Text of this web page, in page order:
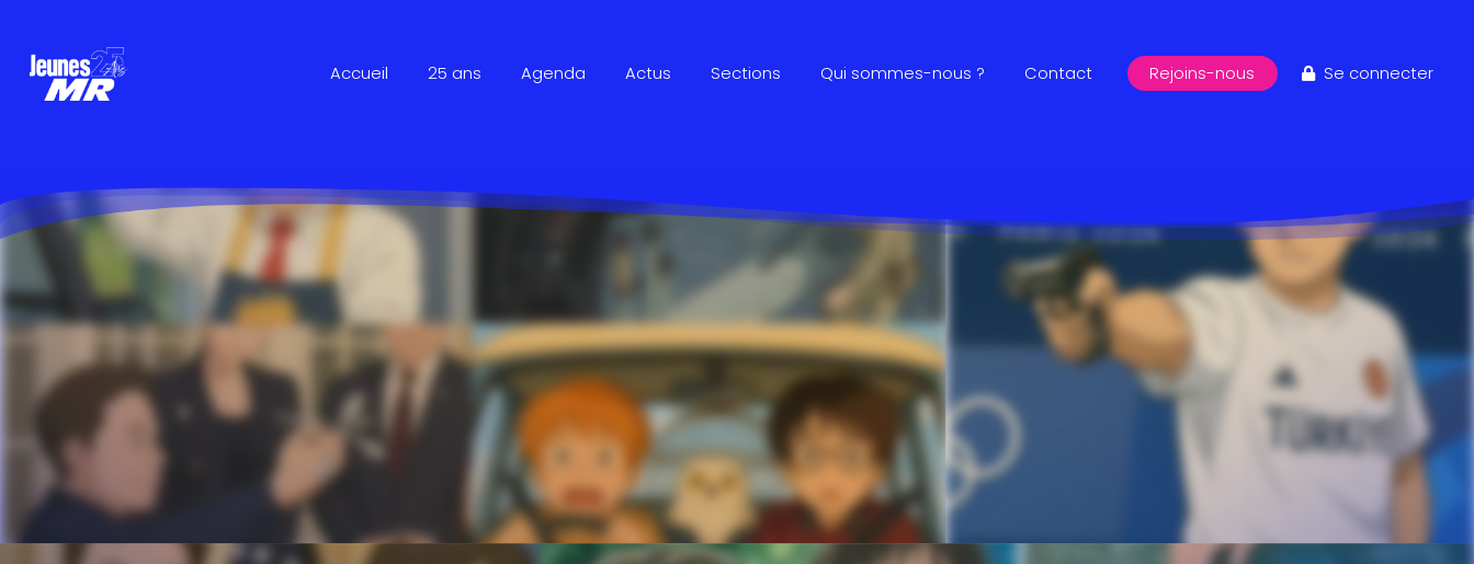
Accueil 25 ans Agenda Actus Sections Qui sommes-nous ? Contact Rejoins-nous Se connecter